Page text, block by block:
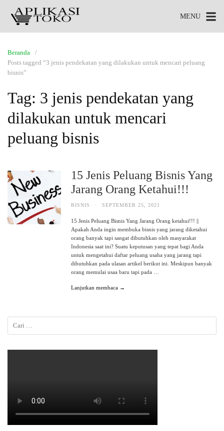
MENU
Beranda
Posts tagged “3 jenis pendekatan yang dilakukan untuk mencari peluang
bisnis”
Tag: 3 jenis pendekatan yang
dilakukan untuk mencari
peluang bisnis
15 Jenis Peluang Bisnis Yang
Jarang Orang Ketahui!!!
BISNIS · SEPTEMBER 25, 2021
15 Jenis Peluang Bisnis Yang Jarang Orang ketahui!!! ||
Apakah Anda ingin membuka bisnis yang jarang diketahui
orang banyak tapi sangat dibutuhkan oleh masyarakat
Indonesia saat ini? Suatu keputusan yang tepat bagi Anda
untuk mengetahui daftar peluang usaha yang jarang tapi
dibutuhkan pada ulasan artikel berikut ini. Meskipun banyak
orang memulai usaa baru tapi pada …
Lanjutkan membaca →